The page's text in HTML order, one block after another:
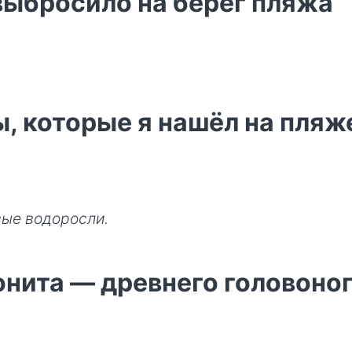
которые я нашёл на
водоросли.
— древнего